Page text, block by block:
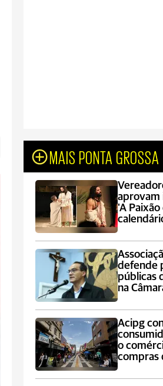
MAIS PONTA GROSSA
aprovam
'A
defende
públicas
na
Acipg
o
compras